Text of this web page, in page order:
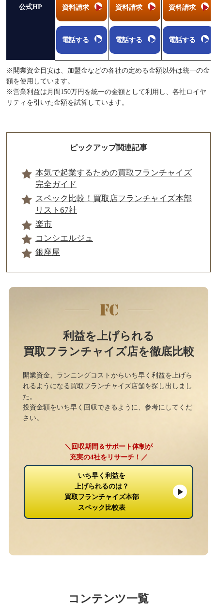
公式HP 資料請求
電話する
資料請求
電話する
資料請求
電話する
※開業資金目安は、加盟金などの各社の定める金額以外は統一の金
額を使用しています。
※営業利益は月間150万円を統一の金額として利用し、各社ロイヤ
リティを引いた金額を試算しています。
ピックアップ関連記事
本気で起業するための買取フランチャイズ
完全ガイド
スペック比較！買取店フランチャイズ本部
リスト67社
楽市
コンシエルジュ
銀座屋
利益を上げられる
買取フランチャイズ店を徹底比較
開業資金、ランニングコストからいち早く利益を上げら
れるようになる買取フランチャイズ店舗を探し出しまし
た。
投資金額をいち早く回収できるように、参考にしてくだ
さい。
＼回収期間＆サポート体制が
充実の4社をリサーチ！／
いち早く利益を
上げられるのは？
買取フランチャイズ本部
スペック比較表
コンテンツ一覧